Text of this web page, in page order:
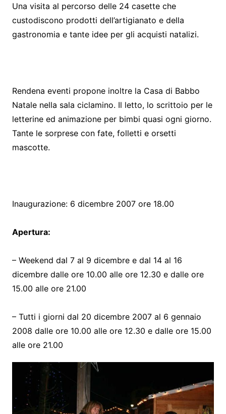
Una visita al percorso delle 24 casette che
custodiscono prodotti dell’artigianato e della
gastronomia e tante idee per gli acquisti natalizi.
Rendena eventi propone inoltre la Casa di Babbo
Natale nella sala ciclamino. Il letto, lo scrittoio per le
letterine ed animazione per bimbi quasi ogni giorno.
Tante le sorprese con fate, folletti e orsetti
mascotte.
Inaugurazione: 6 dicembre 2007 ore 18.00
Apertura:
– Weekend dal 7 al 9 dicembre e dal 14 al 16
dicembre dalle ore 10.00 alle ore 12.30 e dalle ore
15.00 alle ore 21.00
– Tutti i giorni dal 20 dicembre 2007 al 6 gennaio
2008 dalle ore 10.00 alle ore 12.30 e dalle ore 15.00
alle ore 21.00